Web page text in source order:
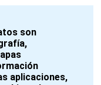
son
aplicaciones,